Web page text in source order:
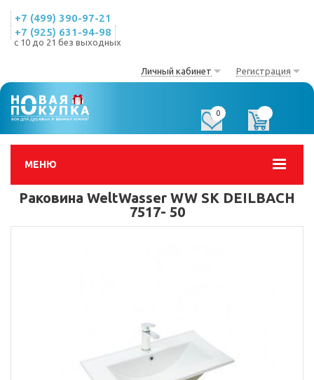
+7 (499) 390-97-21
+7 (925) 631-94-98
с 10 до 21 без выходных
Личный кабинет Регистрация
МЕНЮ
0
Раковина WeltWasser WW SK DEILBACH
7517- 50